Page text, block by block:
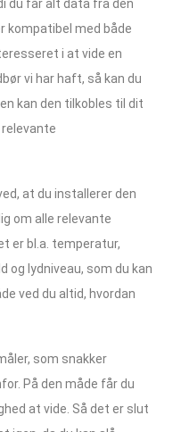
du får alt data fra den
kompatibel med både
i at vide en
vi har haft, så kan du
kan den tilkobles til dit
at du installerer den
om alle relevante
er bl.a. temperatur,
og lydniveau, som du kan
ved du altid, hvordan
som snakker
På den måde får du
at vide. Så det er slut